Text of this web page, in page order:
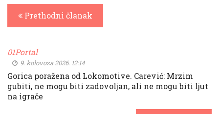
Prethodni članak
01Portal
9. kolovoza 2026. 12:14
Gorica poražena od Lokomotive. Carević: Mrzim
gubiti, ne mogu biti zadovoljan, ali ne mogu biti ljut
na igrače